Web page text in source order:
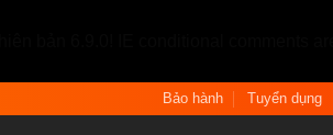
Bảo hành Tuyển dụng